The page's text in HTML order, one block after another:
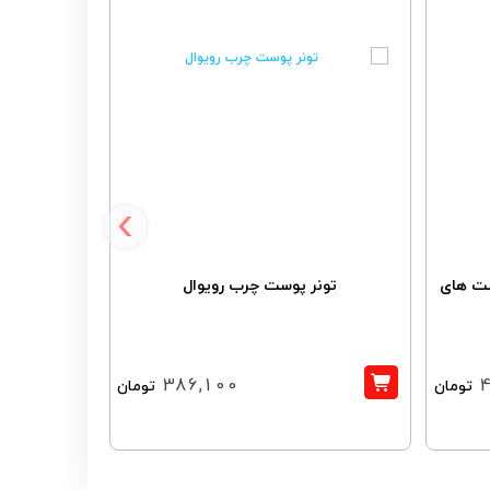
های
تومان
تونر پوست چرب رویوال
386,100 تومان
‹